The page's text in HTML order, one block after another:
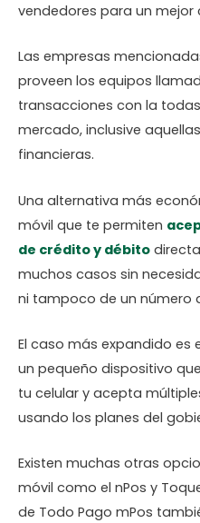
vendedores para un mejor
Las empresas
proveen los equipos
transacciones con la
mercado, inclusive
financieras.
Una alternativa más
móvil que te permiten
de crédito y débito
muchos casos sin
ni tampoco de un número
El caso más expandido es
un pequeño dispositivo
tu celular y acepta
usando los planes del
Existen muchas otras
móvil como el nPos y
de Todo Pago mPos